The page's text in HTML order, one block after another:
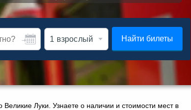
Найти билеты
Луки. Узнаете о наличии и стоимости мест в